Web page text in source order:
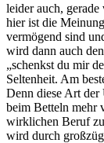
leider auch,
hier ist die
vermögend sind
wird dann auch
„schenkst du mir
Seltenheit. Am
Denn diese Art
beim Betteln mehr
wirklichen Beruf
wird durch